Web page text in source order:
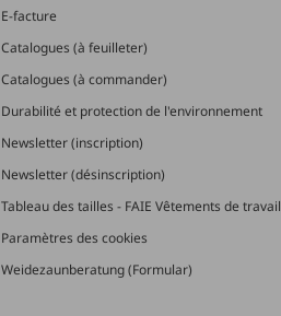
E-facture
Catalogues (à feuilleter)
Catalogues (à commander)
Durabilité et protection de l'environnement
Newsletter (inscription)
Newsletter (désinscription)
Tableau des tailles - FAIE Vêtements de travail
Paramètres des cookies
Weidezaunberatung (Formular)